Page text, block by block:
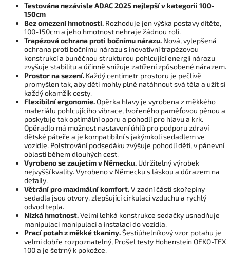
Testována nezávisle ADAC 2025 nejlepší v kategorii 100-
150cm
Bez omezení hmotnosti. Rozhoduje jen výška postavy dítěte,
100-150cm a jeho hmotnost nehraje žádnou roli.
Trapézová ochrana proti bočnímu nárazu. Nová, vylepšená
ochrana proti bočnímu nárazu s inovativní trapézovou
konstrukcí a buněčnou strukturou pohlcující energii nárazu
zvyšuje stabilitu a účinně snižuje zatížení způsobené nárazem.
Prostor na sezení. Každý centimetr prostoru je pečlivě
promyšlen tak, aby děti mohly plně natáhnout svá těla a užít si
každý okamžik cesty.
Flexibilní ergonomie.Opěrka hlavy je vyrobena z měkkého
materiálu pohlcujícího vibrace, tvořeného paměťovou pěnou a
poskytuje tak optimální oporu a pohodlí pro hlavu a krk.
Opěradlo má možnost nastavení úhlů pro podporu zdraví
dětské páteře a je kompatibilní s jakýmkoli sedadlem ve
vozidle. Polstrování podsedáku zvýšuje pohodlí děti, v pánevní
oblasti během dlouhých cest.
Vyrobeno se zaujetím v Německu. Udržitelný výrobek
nejvyšší kvality. Vyrobeno v Německu s láskou a důrazem na
detaily.
Větrání pro maximální komfort.V zadní části skořepiny
sedadla jsou otvory, zlepšující cirkulaci vzduchu a rychlý
odvod tepla.
Nízká hmotnost.Velmi lehká konstrukce sedačky usnadňuje
manipulaci manipulaci a instalaci do vozidla.
Prací potah z měkké tkaniny.Šestiúhelníkový vzor potahu je
velmi dobře rozpoznatelný, Prošel testy Hohenstein OEKO-TEX
100 a je šetrný k pokožce.